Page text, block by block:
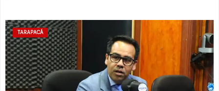
TARAPACÁ